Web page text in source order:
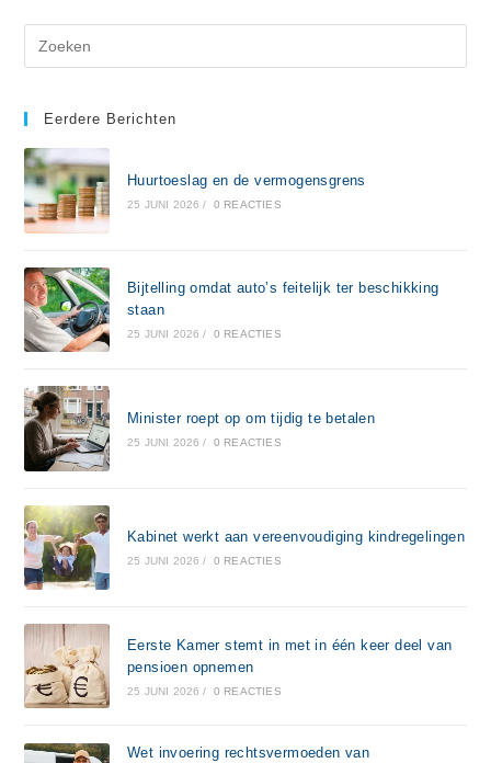
Eerdere Berichten
Huurtoeslag en de vermogensgrens
25 JUNI 2026 / 0 REACTIES
Bijtelling omdat auto’s feitelijk ter beschikking
staan
25 JUNI 2026 / 0 REACTIES
Minister roept op om tijdig te betalen
25 JUNI 2026 / 0 REACTIES
Kabinet werkt aan vereenvoudiging kindregelingen
25 JUNI 2026 / 0 REACTIES
Eerste Kamer stemt in met in één keer deel van
pensioen opnemen
25 JUNI 2026 / 0 REACTIES
Wet invoering rechtsvermoeden van